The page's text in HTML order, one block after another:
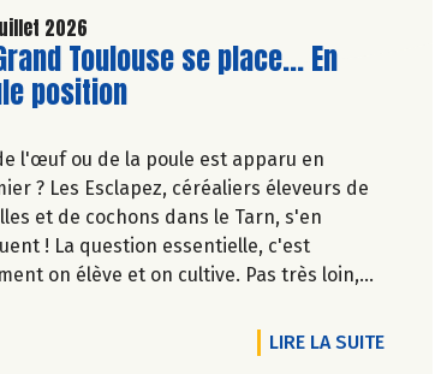
VIENT EN SORTANT ET ON A DE QUOI SE
2026
la suite de l'article
Toulouse se place... En
position
l'œuf ou de la poule est apparu en
? Les Esclapez, céréaliers éleveurs de
et de cochons dans le Tarn, s'en
! La question essentielle, c'est
on élève et on cultive. Pas très loin,
phase. Comme dans les 19 magasins
du Grand Toulouse. Ceux-là et d'autres
LIRE LA SUITEDE